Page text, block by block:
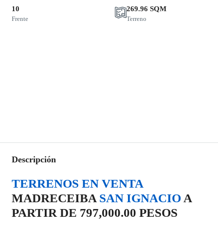
10
Frente
269.96 SQM
Terreno
Descripción
TERRENOS EN VENTA
MADRECEIBA SAN IGNACIO A
PARTIR DE 797,000.00 PESOS